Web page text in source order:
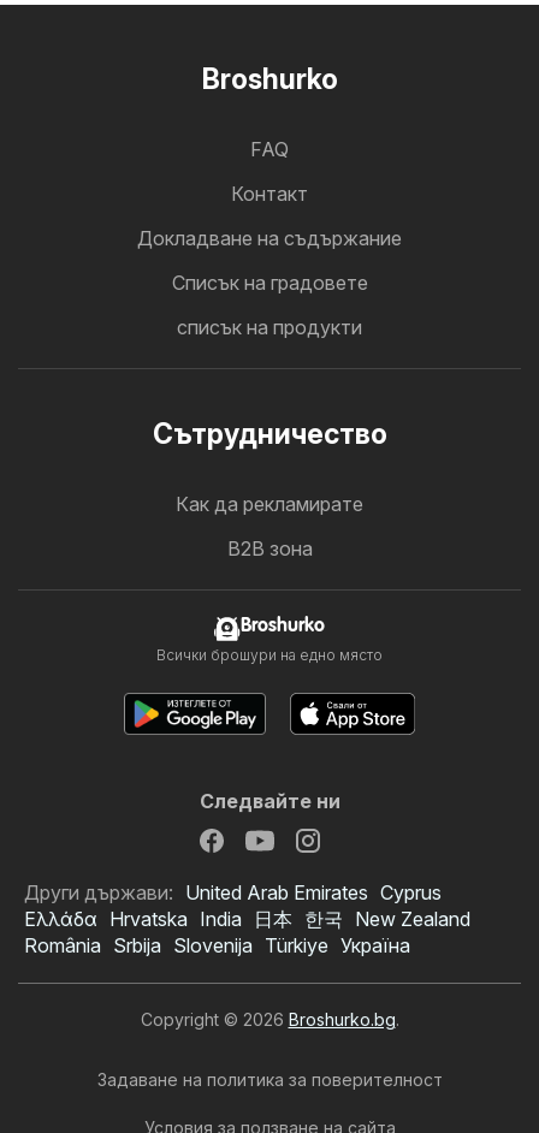
Broshurko
FAQ
Контакт
Докладване на съдържание
Cписък на градовете
списък на продукти
Cътрудничество
Как да рекламирате
B2B зона
Broshurko
Всички брошури на едно място
Следвайте ни
Други държави: United Arab Emirates Cyprus
Ελλάδα Hrvatska India 日本 한국 New Zealand
România Srbija Slovenija Türkiye Україна
Copyright © 2026 Broshurko.bg.
Задаване на политика за поверителност
Условия за ползване на сайта